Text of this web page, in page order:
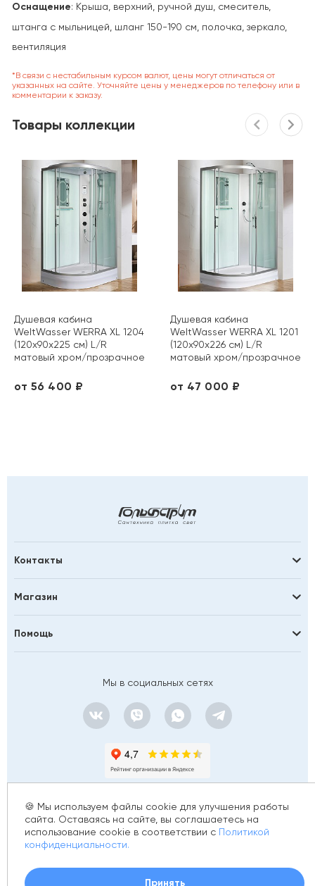
Оснащение: Крыша, верхний, ручной душ, смеситель,
штанга с мыльницей, шланг 150-190 см, полочка, зеркало,
вентиляция
*В связи с нестабильным курсом валют, цены могут отличаться от
указанных на сайте. Уточняйте цены у менеджеров по телефону или в
комментарии к заказу.
Товары коллекции
Душевая кабина
WeltWasser WERRA XL 1204
(120х90х225 см) L/R
матовый хром/прозрачное
от 56 400 ₽
Душевая кабина
WeltWasser WERRA XL 1201
(120х90х226 см) L/R
матовый хром/прозрачное
от 47 000 ₽
Контакты
Магазин
Помощь
Мы в социальных сетях
© 2012 - 2026 golfstim.ru
ОГРН 304370234902057
🍪 Мы используем файлы cookie для улучшения работы
сайта. Оставаясь на сайте, вы соглашаетесь на
использование cookie в соответствии с Политикой
конфиденциальности.
Принять